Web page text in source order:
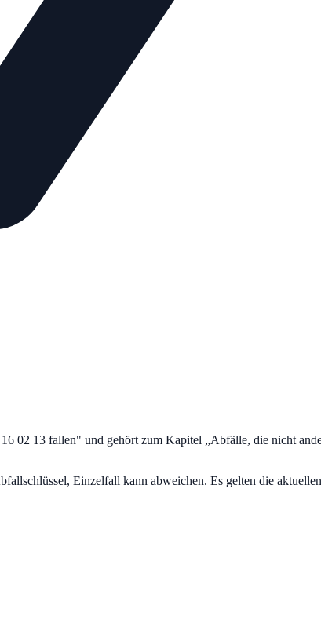
02 13 fallen" und gehört zum Kapitel „Abfälle, die nicht
Einzelfall kann abweichen. Es gelten die